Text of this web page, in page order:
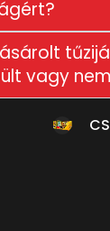
vagy